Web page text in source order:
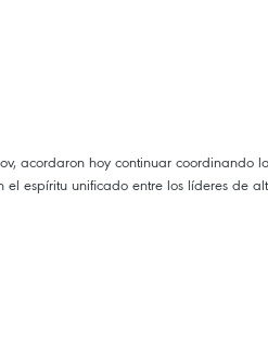
acordaron hoy continuar coordinando
espíritu unificado entre los líderes de